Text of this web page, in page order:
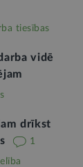
tiesības
vidē
drīkst
1